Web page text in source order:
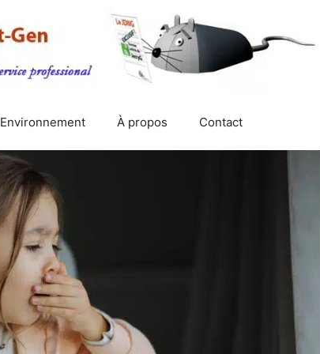
Environnement À propos Contact